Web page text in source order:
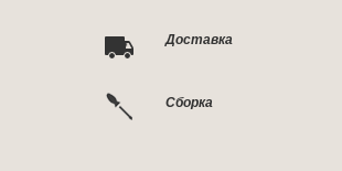
Доставка
Сборка